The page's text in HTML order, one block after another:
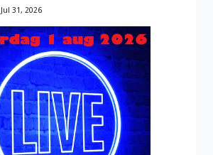
Jul 31, 2026